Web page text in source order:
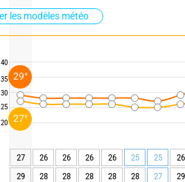
les modèles météo
40
35
30
25
20
27 26 26 26 26 25 25
26
29
28 28 28 28 28 27
29
27°
29°